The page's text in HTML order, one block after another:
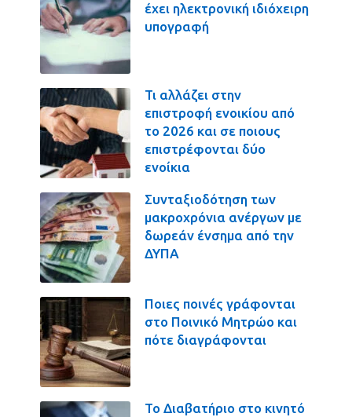
έχει ηλεκτρονική ιδιόχειρη
υπογραφή
Τι αλλάζει στην
επιστροφή ενοικίου από
το 2026 και σε ποιους
επιστρέφονται δύο
ενοίκια
Συνταξιοδότηση των
μακροχρόνια ανέργων με
δωρεάν ένσημα από την
ΔΥΠΑ
Ποιες ποινές γράφονται
στο Ποινικό Μητρώο και
πότε διαγράφονται
Το Διαβατήριο στο κινητό